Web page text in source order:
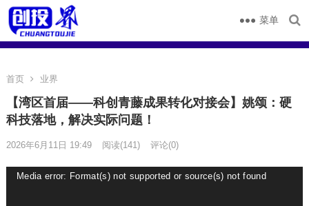
菜单
首页 业界
【湾区首届——科创青藤成果转化对接会】姚颂：硬
科技落地，解决实际问题！
2026年6月11日 19:49 阅读(141) 评论(0)
Media error: Format(s) not supported or source(s) not found